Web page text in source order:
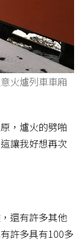
火爐列車車廂
，爐火的劈啪
讓我好想再次
還有許多其他
許多具有100多